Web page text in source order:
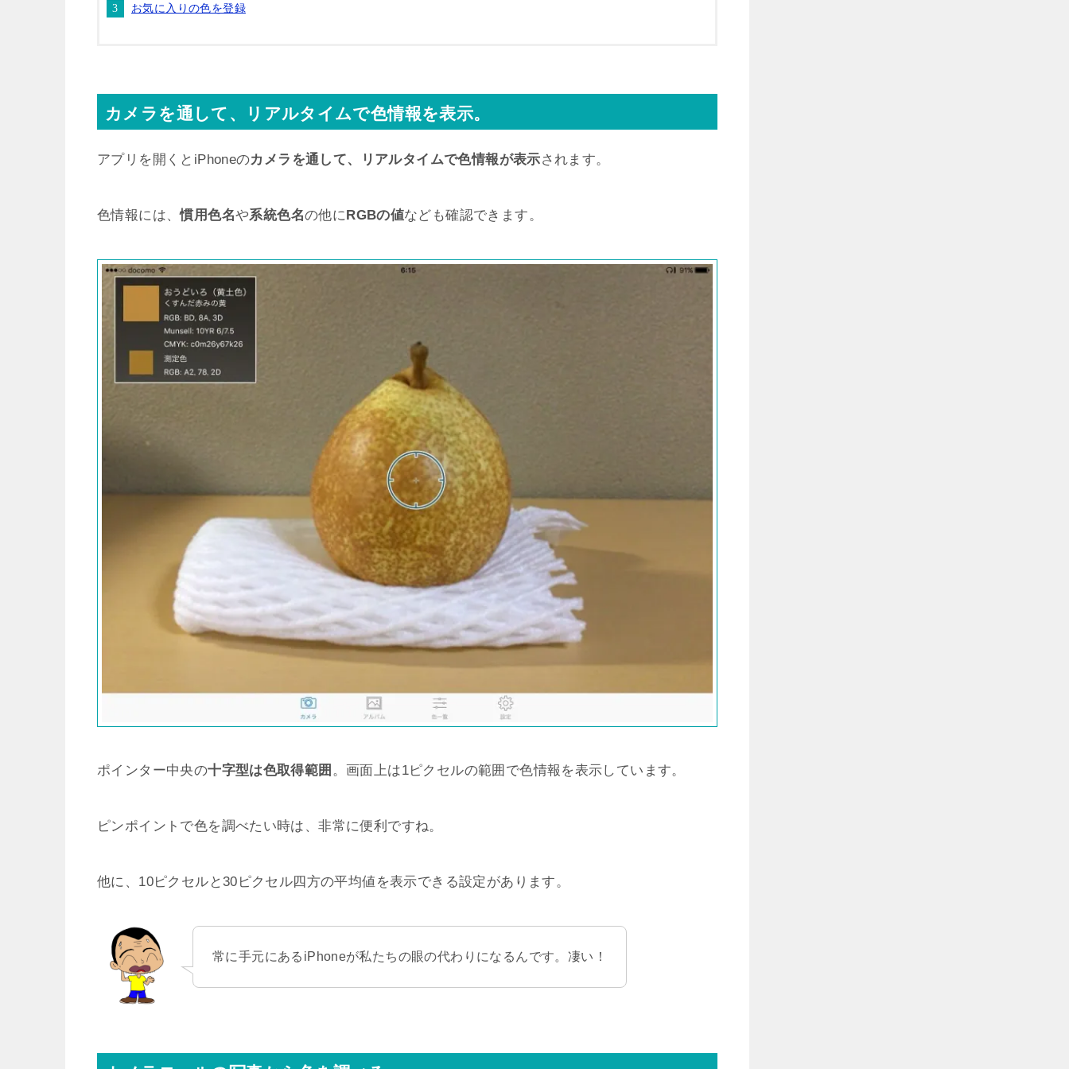
お気に入りの色を登録
カメラを通して、リアルタイムで色情報を表示。
アプリを開くとiPhoneのカメラを通して、リアルタイムで色情報が表示されます。
色情報には、慣用色名や系統色名の他にRGBの値なども確認できます。
ポインター中央の十字型は色取得範囲 。画面上は1ピクセルの範囲で色情報を表示しています。
ピンポイントで色を調べたい時は、非常に便利ですね。
他に、10ピクセルと30ピクセル四方の平均値を表示できる設定があります。
常に手元にあるiPhoneが私たちの眼の代わりになるんです。凄い！